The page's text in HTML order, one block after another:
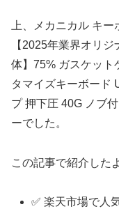
上、メカニカル キ
【2025年業界オリ
体】75% ガスケット
タマイズキーボード
プ 押下圧 40G ノブ
ーでした。
この記事で紹介した
✅ 楽天市場で人